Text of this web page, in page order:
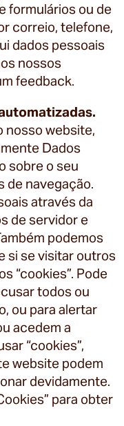
formulários ou de
correio, telefone,
dados pessoais
nossos
feedback.
nosso website,
Dados
sobre o seu
de navegação.
através da
de servidor e
podemos
si se visitar outros
“cookies”. Pode
todos ou
ou para alertar
acedem a
“cookies”,
website podem
devidamente.
para obter